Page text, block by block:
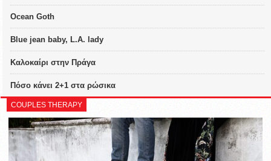
Ocean Goth
Blue jean baby, L.A. lady
Καλοκαίρι στην Πράγα
Πόσο κάνει 2+1 στα ρώσικα
COUPLES THERAPY